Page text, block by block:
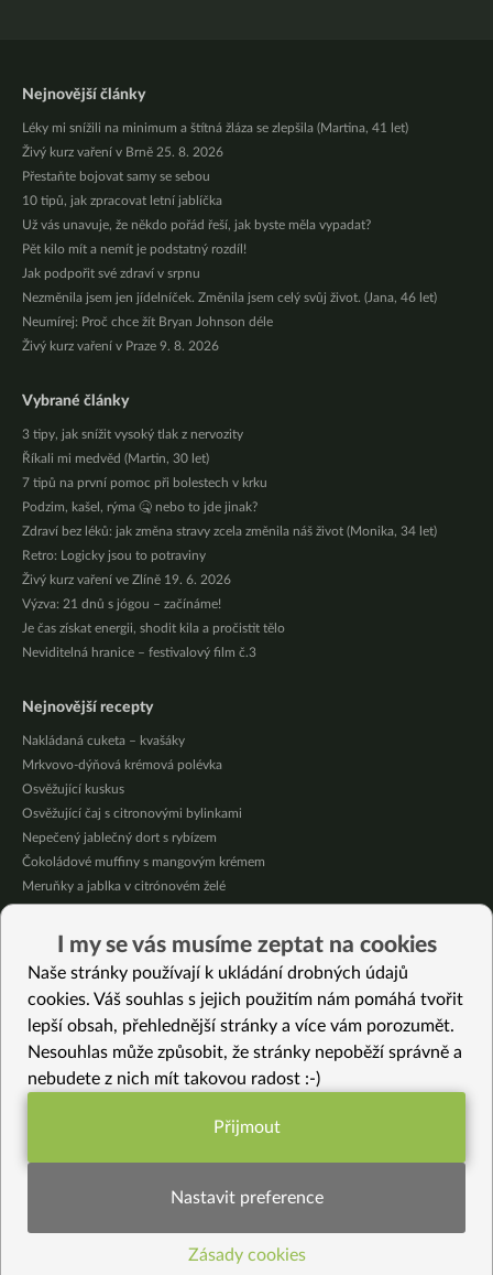
Nejnovější články
Léky mi snížili na minimum a štítná žláza se zlepšila (Martina, 41 let)
Živý kurz vaření v Brně 25. 8. 2026
Přestaňte bojovat samy se sebou
10 tipů, jak zpracovat letní jablíčka
Už vás unavuje, že někdo pořád řeší, jak byste měla vypadat?
Pět kilo mít a nemít je podstatný rozdíl!
Jak podpořit své zdraví v srpnu
Nezměnila jsem jen jídelníček. Změnila jsem celý svůj život. (Jana, 46 let)
Neumírej: Proč chce žít Bryan Johnson déle
Živý kurz vaření v Praze 9. 8. 2026
Vybrané články
3 tipy, jak snížit vysoký tlak z nervozity
Říkali mi medvěd (Martin, 30 let)
7 tipů na první pomoc při bolestech v krku
Podzim, kašel, rýma 🤒 nebo to jde jinak?
Zdraví bez léků: jak změna stravy zcela změnila náš život (Monika, 34 let)
Retro: Logicky jsou to potraviny
Živý kurz vaření ve Zlíně 19. 6. 2026
Výzva: 21 dnů s jógou – začínáme!
Je čas získat energii, shodit kila a pročistit tělo
Neviditelná hranice – festivalový film č.3
Nejnovější recepty
Nakládaná cuketa – kvašáky
Mrkvovo-dýňová krémová polévka
Osvěžující kuskus
Osvěžující čaj s citronovými bylinkami
Nepečený jablečný dort s rybízem
Čokoládové muffiny s mangovým krémem
Meruňky a jablka v citrónovém želé
Celozrnná rýže basmati se zeleninou
Citrónové muffiny s borůvkovým krémem
Bulgur s tofu, medvědím česnekem a bršlicí
Bezlepkový chléb v troubě – kyprý i bez kvásku a kypřícího prášku
Rizoto s balzamikem
placky z rýže a blanšírovaný salát
Japonská rýže s hijiki
I my se vás musíme zeptat na cookies
Naše stránky používají k ukládání drobných údajů
cookies. Váš souhlas s jejich použitím nám pomáhá tvořit
lepší obsah, přehlednější stránky a více vám porozumět.
Nesouhlas může způsobit, že stránky nepoběží správně a
nebudete z nich mít takovou radost :-)
Funkční nastavení potřebujeme (vždy
Statistiky pro lepší obsah
Přijmout
Nastavit preference
Zásady cookies